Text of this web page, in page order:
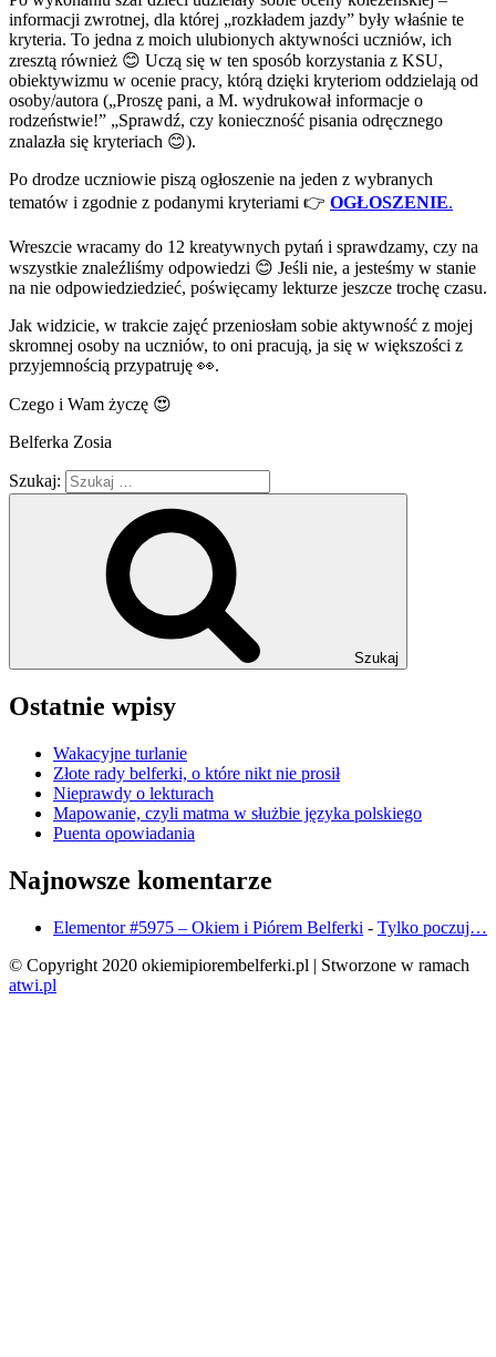
informacji zwrotnej, dla której „rozkładem jazdy” były właśnie te
kryteria. To jedna z moich ulubionych aktywności uczniów, ich
zresztą również 😊 Uczą się w ten sposób korzystania z KSU,
obiektywizmu w ocenie pracy, którą dzięki kryteriom oddzielają od
osoby/autora („Proszę pani, a M. wydrukował informacje o
rodzeństwie!” „Sprawdź, czy konieczność pisania odręcznego
znalazła się kryteriach 😊).
Po drodze uczniowie piszą ogłoszenie na jeden z wybranych
tematów i zgodnie z podanymi kryteriami 👉 OGŁOSZENIE.
Wreszcie wracamy do 12 kreatywnych pytań i sprawdzamy, czy na
wszystkie znaleźliśmy odpowiedzi 😊 Jeśli nie, a jesteśmy w stanie
na nie odpowiedziedzieć, poświęcamy lekturze jeszcze trochę czasu.
Jak widzicie, w trakcie zajęć przeniosłam sobie aktywność z mojej
skromnej osoby na uczniów, to oni pracują, ja się w większości z
przyjemnością przypatruję 👀.
Czego i Wam życzę 😍
Belferka Zosia
Szukaj:
Szukaj
Ostatnie wpisy
Wakacyjne turlanie
Złote rady belferki, o które nikt nie prosił
Nieprawdy o lekturach
Mapowanie, czyli matma w służbie języka polskiego
Puenta opowiadania
Najnowsze komentarze
Elementor #5975 – Okiem i Piórem Belferki - Tylko poczuj…
© Copyright 2020 okiemipiorembelferki.pl | Stworzone w ramach
atwi.pl